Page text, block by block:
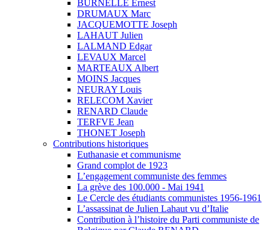
BURNELLE Ernest
DRUMAUX Marc
JACQUEMOTTE Joseph
LAHAUT Julien
LALMAND Edgar
LEVAUX Marcel
MARTEAUX Albert
MOINS Jacques
NEURAY Louis
RELECOM Xavier
RENARD Claude
TERFVE Jean
THONET Joseph
Contributions historiques
Euthanasie et communisme
Grand complot de 1923
L’engagement communiste des femmes
La grève des 100.000 - Mai 1941
Le Cercle des étudiants communistes 1956-1961
L’assassinat de Julien Lahaut vu d’Italie
Contribution à l’histoire du Parti communiste de